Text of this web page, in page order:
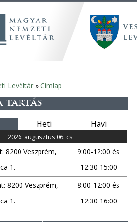
Levéltár » Címlap
tartás
Heti Havi
2026. augusztus 06. cs
8200 Veszprém,
1.
9:00-12:00 és
12:30-15:00
8200 Veszprém,
1.
8:00-12:00 és
12:30-16:00